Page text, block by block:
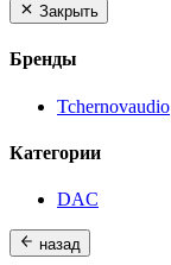
Закрыть
Бренды
Tchernovaudio
Категории
DAC
назад